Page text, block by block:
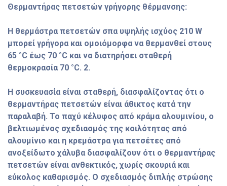
Θερμαντήρας πετσετών γρήγορης θέρμανσης:
Η θερμάστρα πετσετών σπα υψηλής ισχύος 210 W
μπορεί γρήγορα και ομοιόμορφα να θερμανθεί στους
65 °C έως 70 °C και να διατηρήσει σταθερή
θερμοκρασία 70 °C. 2.
Η συσκευασία είναι σταθερή, διασφαλίζοντας ότι ο
θερμαντήρας πετσετών είναι άθικτος κατά την
παραλαβή. Το παχύ κέλυφος από κράμα αλουμινίου, ο
βελτιωμένος σχεδιασμός της κοιλότητας από
αλουμίνιο και η κρεμάστρα για πετσέτες από
ανοξείδωτο χάλυβα διασφαλίζουν ότι ο θερμαντήρας
πετσετών είναι ανθεκτικός, χωρίς σκουριά και
εύκολος καθαρισμός. Ο σχεδιασμός διπλής στρώσης